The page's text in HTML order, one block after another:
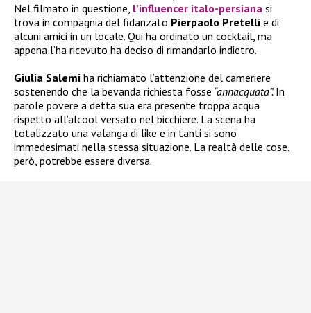
Nel filmato in questione, l’influencer italo-persiana si
trova in compagnia del fidanzato Pierpaolo Pretelli e di
alcuni amici in un locale. Qui ha ordinato un cocktail, ma
appena l’ha ricevuto ha deciso di rimandarlo indietro.
Giulia Salemi ha richiamato l’attenzione del cameriere
sostenendo che la bevanda richiesta fosse “annacquata”. In
parole povere a detta sua era presente troppa acqua
rispetto all’alcool versato nel bicchiere. La scena ha
totalizzato una valanga di like e in tanti si sono
immedesimati nella stessa situazione. La realtà delle cose,
però, potrebbe essere diversa.